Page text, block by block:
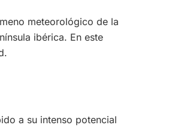
meteorológico de la
ibérica. En este
a su intenso potencial